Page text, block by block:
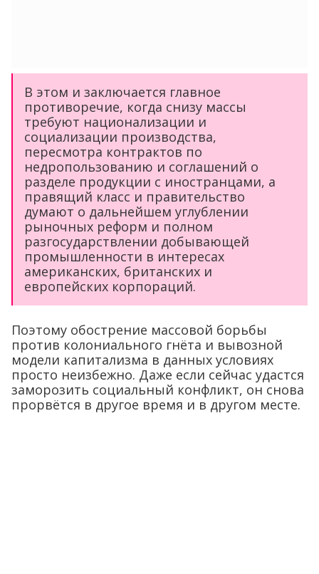
В этом и заключается главное
противоречие, когда снизу массы
требуют национализации и
социализации производства,
пересмотра контрактов по
недропользованию и соглашений о
разделе продукции с иностранцами, а
правящий класс и правительство
думают о дальнейшем углублении
рыночных реформ и полном
разгосударствлении добывающей
промышленности в интересах
американских, британских и
европейских корпораций.
Поэтому обострение массовой борьбы
против колониального гнёта и вывозной
модели капитализма в данных условиях
просто неизбежно. Даже если сейчас удастся
заморозить социальный конфликт, он снова
прорвётся в другое время и в другом месте.